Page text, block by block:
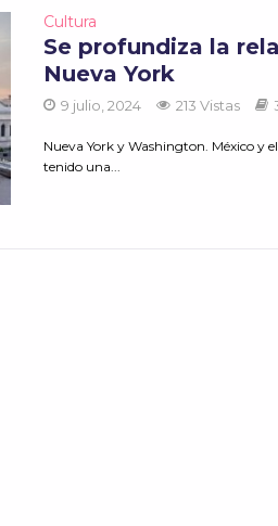
Cultura
Se profundiza la
Nueva York
9 julio, 2024 213 Vistas
Nueva York y Washington. México y
tenido una...